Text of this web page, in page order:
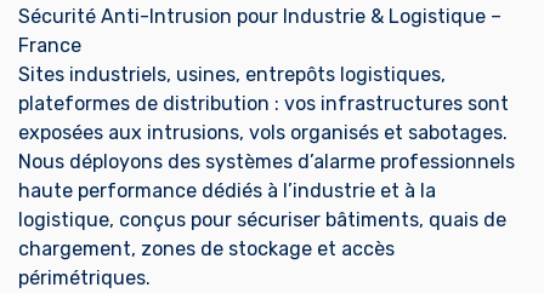
Sécurité Anti-Intrusion pour Industrie & Logistique –
France
Sites industriels, usines, entrepôts logistiques,
plateformes de distribution : vos infrastructures sont
exposées aux intrusions, vols organisés et sabotages.
Nous déployons des systèmes d’alarme professionnels
haute performance dédiés à l’industrie et à la
logistique, conçus pour sécuriser bâtiments, quais de
chargement, zones de stockage et accès
périmétriques.